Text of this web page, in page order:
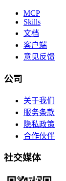
MCP
Skills
文档
客户端
意见反馈
公司
关于我们
服务条款
隐私政策
合作伙伴
社交媒体